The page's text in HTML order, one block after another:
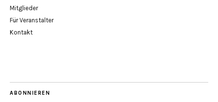
Mitglieder
Für Veranstalter
Kontakt
ABONNIEREN